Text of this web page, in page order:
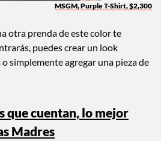
MSGM, Purple T-Shirt, $2,300
otra prenda de este color te
puedes crear un look
simplemente agregar una pieza de
que cuentan, lo mejor
Madres